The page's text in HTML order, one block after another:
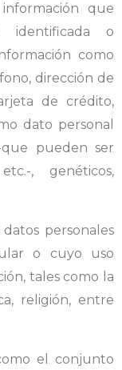
que
identificada o
como
dirección de
de crédito,
dato personal
pueden ser
, genéticos,
personales
o cuyo uso
tales como la
religión, entre
el conjunto